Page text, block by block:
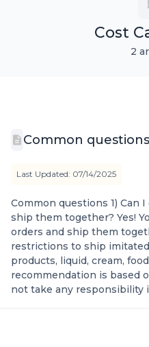
Cost
2
Common questions
Last Updated: 07/14/2025
Common questions 1) Can
ship them together? Yes!
orders and ship them
restrictions to ship
products, liquid, cream,
recommendation is based
not take any responsibility